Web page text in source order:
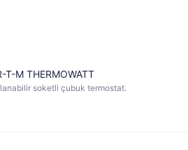
M THERMOWATT
soketli çubuk termostat.